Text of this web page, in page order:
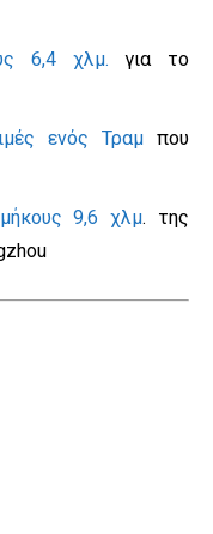
6,4 χλμ. για το
ενός Τραμ που
9,6 χλμ. της